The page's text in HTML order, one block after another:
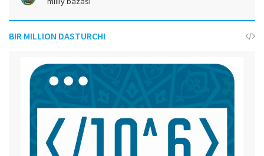
BIR MILLION DASTURCHI